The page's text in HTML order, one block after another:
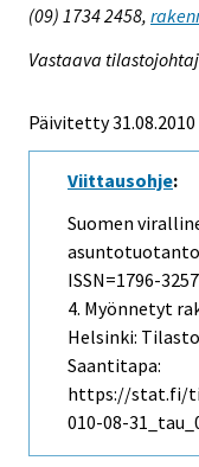
(09) 1734 2458,
Vastaava
Päivitetty 31.08.2010
Viittausohje:
Suomen
ISSN=1796-
4. Myönnetyt
Helsinki:
Saantitapa:
https://stat.fi/
010-08-